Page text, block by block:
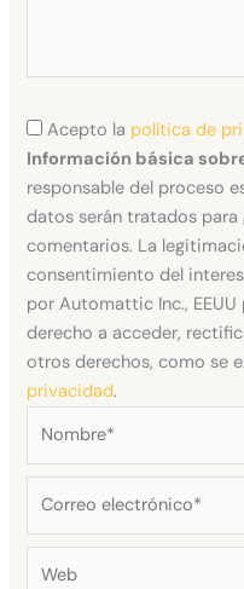
Acepto la política de
Información básica
responsable del proceso
datos serán tratados
comentarios. La
consentimiento del
por Automattic Inc.,
derecho a acceder,
otros derechos, como se
privacidad.
electrónico*